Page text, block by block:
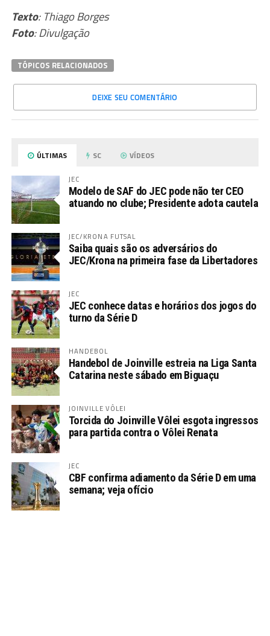
Texto: Thiago Borges
Foto: Divulgação
TÓPICOS RELACIONADOS
DEIXE SEU COMENTÁRIO
ÚLTIMAS SC VÍDEOS
JEC
Modelo de SAF do JEC pode não ter CEO
atuando no clube; Presidente adota cautela
JEC/KRONA FUTSAL
Saiba quais são os adversários do
JEC/Krona na primeira fase da Libertadores
JEC
JEC conhece datas e horários dos jogos do
turno da Série D
HANDEBOL
Handebol de Joinville estreia na Liga Santa
Catarina neste sábado em Biguaçu
JOINVILLE VÔLEI
Torcida do Joinville Vôlei esgota ingressos
para partida contra o Vôlei Renata
JEC
CBF confirma adiamento da Série D em uma
semana; veja ofício